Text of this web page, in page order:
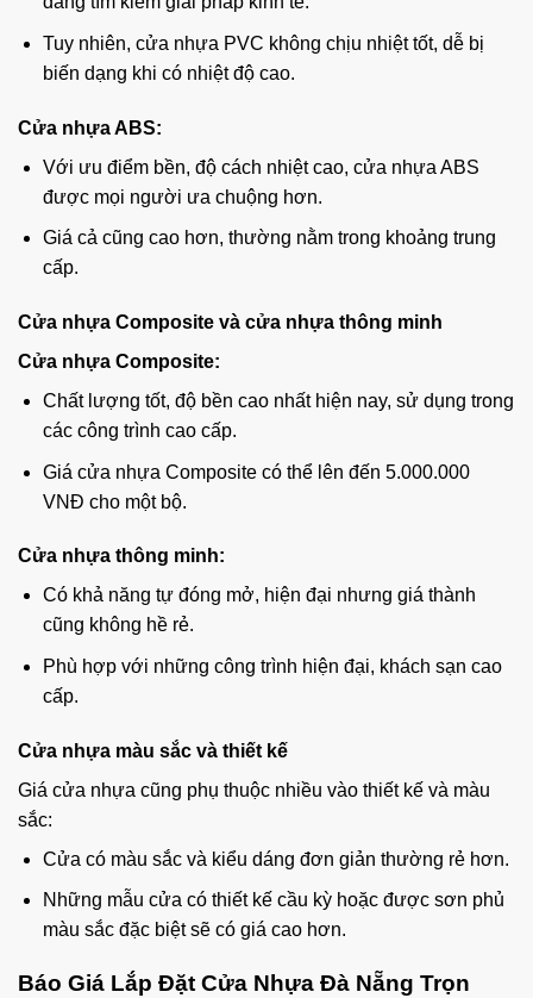
Tuy nhiên, cửa nhựa PVC không chịu nhiệt tốt, dễ bị
biến dạng khi có nhiệt độ cao.
Cửa nhựa ABS:
Với ưu điểm bền, độ cách nhiệt cao, cửa nhựa ABS
được mọi người ưa chuộng hơn.
Giá cả cũng cao hơn, thường nằm trong khoảng trung
cấp.
Cửa nhựa Composite và cửa nhựa thông minh
Cửa nhựa Composite:
Chất lượng tốt, độ bền cao nhất hiện nay, sử dụng trong
các công trình cao cấp.
Giá cửa nhựa Composite có thể lên đến 5.000.000
VNĐ cho một bộ.
Cửa nhựa thông minh:
Có khả năng tự đóng mở, hiện đại nhưng giá thành
cũng không hề rẻ.
Phù hợp với những công trình hiện đại, khách sạn cao
cấp.
Cửa nhựa màu sắc và thiết kế
Giá cửa nhựa cũng phụ thuộc nhiều vào thiết kế và màu
sắc:
Cửa có màu sắc và kiểu dáng đơn giản thường rẻ hơn.
Những mẫu cửa có thiết kế cầu kỳ hoặc được sơn phủ
màu sắc đặc biệt sẽ có giá cao hơn.
Báo Giá Lắp Đặt Cửa Nhựa Đà Nẵng Trọn